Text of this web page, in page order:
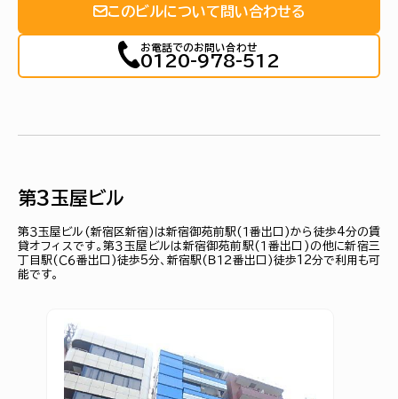
このビルについて問い合わせる
お電話でのお問い合わせ
0120-978-512
第３玉屋ビル
第３玉屋ビル(新宿区新宿)は新宿御苑前駅(１番出口)から徒歩4分の賃
貸オフィスです。第３玉屋ビルは新宿御苑前駅(１番出口)の他に新宿三
丁目駅(Ｃ６番出口)徒歩5分、新宿駅(Ｂ１２番出口)徒歩12分で利用も可
能です。